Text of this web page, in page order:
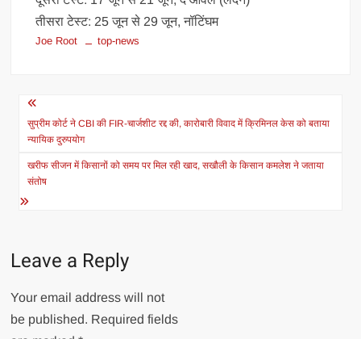
तीसरा टेस्ट: 25 जून से 29 जून, नॉटिंघम
Joe Root top-news
Post
navigation
सुप्रीम कोर्ट ने CBI की FIR-चार्जशीट रद्द की, कारोबारी विवाद में क्रिमिनल केस को बताया
न्यायिक दुरुपयोग
खरीफ सीजन में किसानों को समय पर मिल रही खाद, सखौली के किसान कमलेश ने जताया
संतोष
Leave a Reply
Your email address will not
be published. Required fields